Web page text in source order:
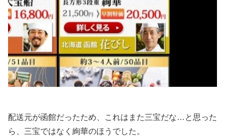
配送元が函館だったため、これはまた三宝だな…と思った
ら、三宝ではなく絢華のほうでした。